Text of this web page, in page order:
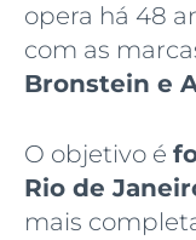
opera há 48
com as
Bronstein e
O objetivo é
Rio de
mais